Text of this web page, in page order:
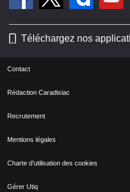
Téléchargez nos
Contact
Rédaction Caradisiac
Recrutement
Mentions légales
Charte d'utilisation des cookies
Gérer Utiq